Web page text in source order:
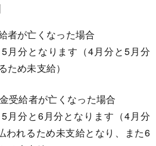
が亡くなった場合
月分となります（4月分と5月分
め未支給）
給者が亡くなった場合
月分と6月分となります（4月分
われるため未支給となり、また6